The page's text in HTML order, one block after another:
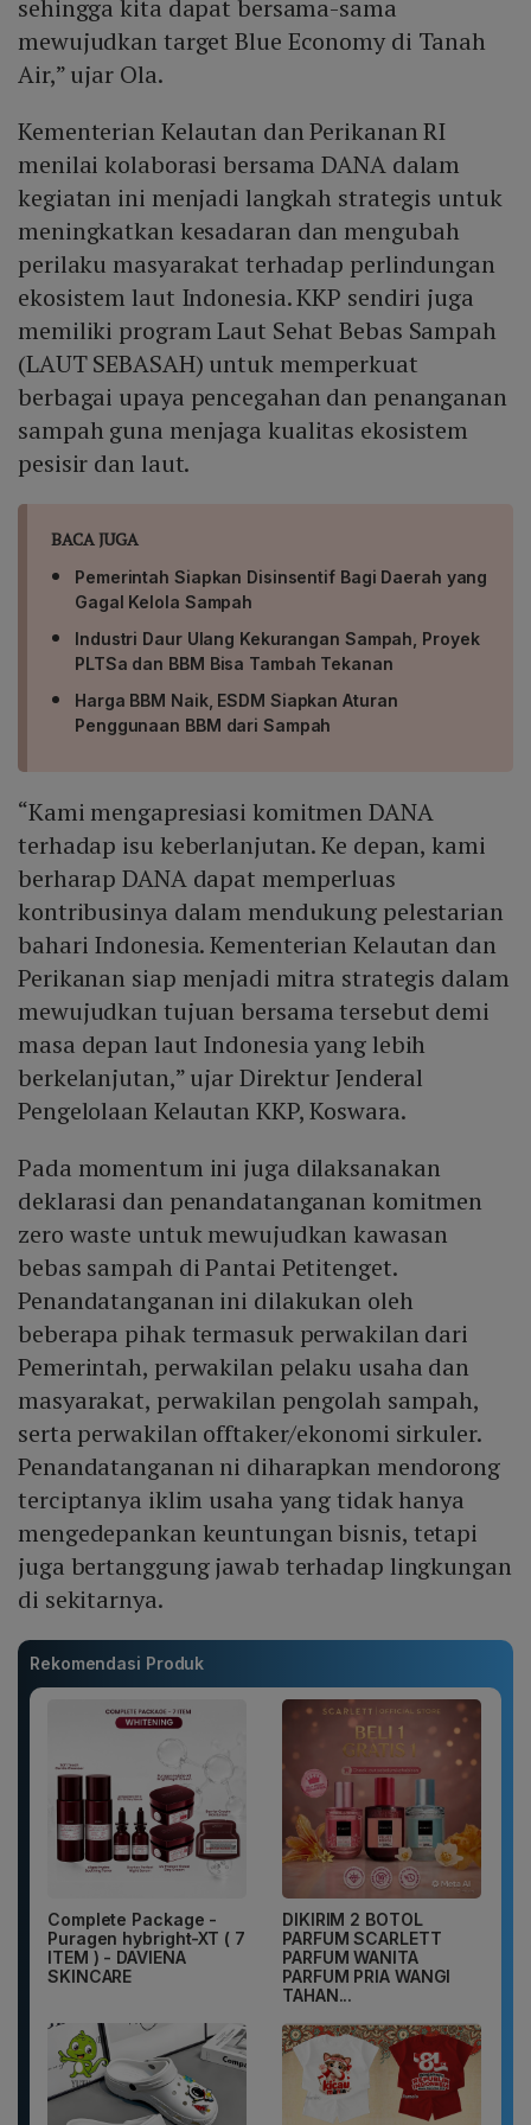
sehingga kita dapat bersama-sama
mewujudkan target Blue Economy di Tanah
Air,” ujar Ola.
Kementerian Kelautan dan Perikanan RI
menilai kolaborasi bersama DANA dalam
kegiatan ini menjadi langkah strategis untuk
meningkatkan kesadaran dan mengubah
perilaku masyarakat terhadap perlindungan
ekosistem laut Indonesia. KKP sendiri juga
memiliki program Laut Sehat Bebas Sampah
(LAUT SEBASAH) untuk memperkuat
berbagai upaya pencegahan dan penanganan
sampah guna menjaga kualitas ekosistem
pesisir dan laut.
BACA JUGA
Pemerintah Siapkan Disinsentif Bagi Daerah yang
Gagal Kelola Sampah
Industri Daur Ulang Kekurangan Sampah, Proyek
PLTSa dan BBM Bisa Tambah Tekanan
Harga BBM Naik, ESDM Siapkan Aturan
Penggunaan BBM dari Sampah
“Kami mengapresiasi komitmen DANA
terhadap isu keberlanjutan. Ke depan, kami
berharap DANA dapat memperluas
kontribusinya dalam mendukung pelestarian
bahari Indonesia. Kementerian Kelautan dan
Perikanan siap menjadi mitra strategis dalam
mewujudkan tujuan bersama tersebut demi
masa depan laut Indonesia yang lebih
berkelanjutan,” ujar Direktur Jenderal
Pengelolaan Kelautan KKP, Koswara.
Pada momentum ini juga dilaksanakan
deklarasi dan penandatanganan komitmen
zero waste untuk mewujudkan kawasan
bebas sampah di Pantai Petitenget.
Penandatanganan ini dilakukan oleh
beberapa pihak termasuk perwakilan dari
Pemerintah, perwakilan pelaku usaha dan
masyarakat, perwakilan pengolah sampah,
serta perwakilan offtaker/ekonomi sirkuler.
Penandatanganan ni diharapkan mendorong
terciptanya iklim usaha yang tidak hanya
mengedepankan keuntungan bisnis, tetapi
juga bertanggung jawab terhadap lingkungan
di sekitarnya.
Rekomendasi Produk
Complete Package -
Puragen hybright-XT ( 7
ITEM ) - DAVIENA
SKINCARE
DIKIRIM 2 BOTOL
PARFUM SCARLETT
PARFUM WANITA
PARFUM PRIA WANGI
TAHAN...